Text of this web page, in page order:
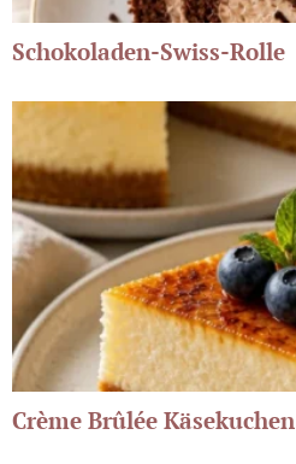
Schokoladen-Swiss-Rolle
Crème Brûlée Käsekuchen